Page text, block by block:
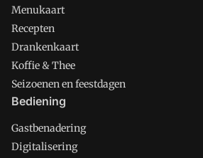
Menukaart
Recepten
Drankenkaart
Koffie & Thee
Seizoenen en feestdagen
Bediening
Gastbenadering
Digitalisering